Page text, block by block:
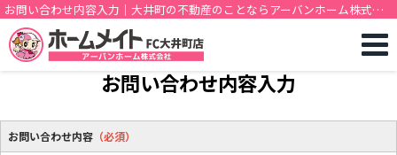
お問い合わせ内容入力｜大井町の不動産のことならアーバンホーム株式会
社
お問い合わせ内容入力
お問い合わせ内容 （必須）